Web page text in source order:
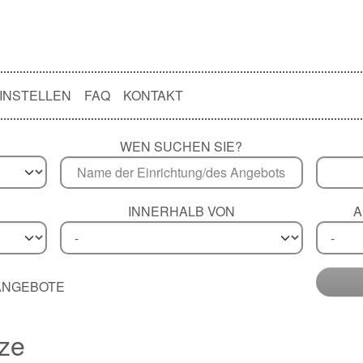
FAQ KONTAKT
WEN SUCHEN SIE?
INNERHALB VON